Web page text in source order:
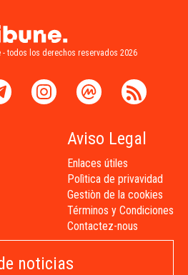
- todos los derechos reservados 2026
Aviso Legal
Enlaces útiles
Polìtica de privavidad
Gestiòn de la cookies
Términos y Condiciones
Contactez-nous
noticias